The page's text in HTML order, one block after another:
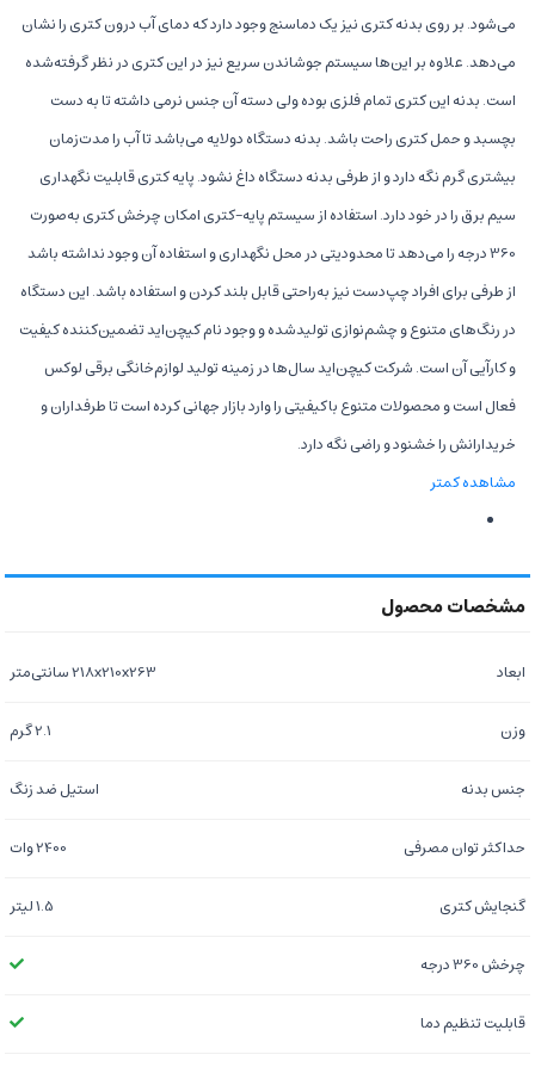
می‌شود. بر روی بدنه کتری نیز یک دماسنج وجود دارد که دمای آب درون کتری را نشان
می‌دهد. علاوه بر این‌ها سیستم جوشاندن سریع نیز در این کتری در نظر گرفته‌شده
است. بدنه این کتری تمام فلزی بوده ولی دسته آن جنس نرمی داشته تا به دست
بچسبد و حمل کتری راحت باشد. بدنه دستگاه دولایه می‌باشد تا آب را مدت‌زمان
بیشتری گرم نگه دارد و از طرفی بدنه دستگاه داغ نشود. پایه کتری قابلیت نگهداری
سیم برق را در خود دارد. استفاده از سیستم پایه-کتری امکان چرخش کتری به‌صورت
360 درجه را می‌دهد تا محدودیتی در محل نگهداری و استفاده آن وجود نداشته باشد
از طرفی برای افراد چپ‌دست نیز به‌راحتی قابل بلند کردن و استفاده باشد. این دستگاه
در رنگ‌های متنوع و چشم‌نوازی تولیدشده و وجود نام کیچن‌اید تضمین‌کننده کیفیت
و کارآیی آن است. شرکت کیچن‌اید سال‌ها در زمینه تولید لوازم‌خانگی برقی لوکس
فعال است و محصولات متنوع باکیفیتی را وارد بازار جهانی کرده است تا طرفداران و
خریدارانش را خشنود و راضی نگه دارد.
مشاهده کمتر
ابعاد 218x210x263 سانتی‌متر
وزن 2.1 گرم
جنس بدنه استیل ضد زنگ
حداکثر توان مصرفی 2400 وات
گنجایش کتری 1.5 لیتر
چرخش 360 درجه
قابلیت تنظیم دما